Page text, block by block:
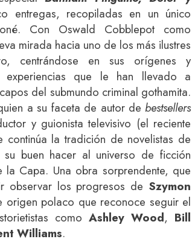
entregas, recopiladas en un único
Con Oswald Cobblepot como
mirada hacia uno de los más ilustres
centrándose en sus orígenes y
que le han llevado a
del submundo criminal gothamita.
a su faceta de autor de bestsellers
y guionista televisivo (el reciente
continúa la tradición de novelistas de
buen hacer al universo de ficción
Capa. Una obra sorprendente, que
observar los progresos de Szymon
origen polaco que reconoce seguir el
como Ashley Wood, Bill
Williams.